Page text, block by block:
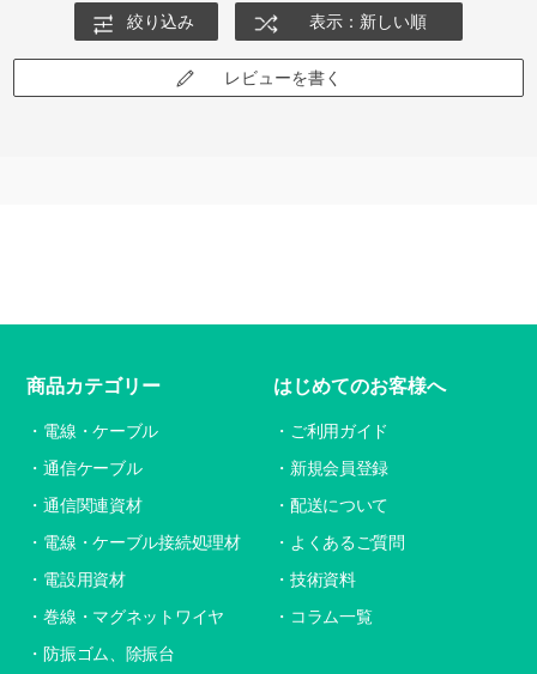
絞り込み 表示：新しい順
レビューを書く
商品カテゴリー
電線・ケーブル
通信ケーブル
通信関連資材
電線・ケーブル接続処理材
電設用資材
巻線・マグネットワイヤ
防振ゴム、除振台
はじめてのお客様へ
ご利用ガイド
新規会員登録
配送について
よくあるご質問
技術資料
コラム一覧